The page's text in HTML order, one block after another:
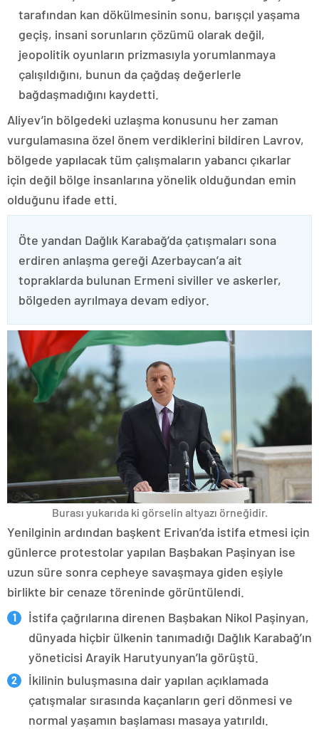
tarafından kan dökülmesinin sonu, barışçıl yaşama
geçiş, insani sorunların çözümü olarak değil,
jeopolitik oyunların prizmasıyla yorumlanmaya
çalışıldığını, bunun da çağdaş değerlerle
bağdaşmadığını kaydetti.
Aliyev’in bölgedeki uzlaşma konusunu her zaman
vurgulamasına özel önem verdiklerini bildiren Lavrov,
bölgede yapılacak tüm çalışmaların yabancı çıkarlar
için değil bölge insanlarına yönelik olduğundan emin
olduğunu ifade etti.
Öte yandan Dağlık Karabağ’da çatışmaları sona
erdiren anlaşma gereği Azerbaycan’a ait
topraklarda bulunan Ermeni siviller ve askerler,
bölgeden ayrılmaya devam ediyor.
Burası yukarıda ki görselin altyazı örneğidir.
Yenilginin ardından başkent Erivan’da istifa etmesi için
günlerce protestolar yapılan Başbakan Paşinyan ise
uzun süre sonra cepheye savaşmaya giden eşiyle
birlikte bir cenaze töreninde görüntülendi.
İstifa çağrılarına direnen Başbakan Nikol Paşinyan,
dünyada hiçbir ülkenin tanımadığı Dağlık Karabağ’ın
yöneticisi Arayik Harutyunyan’la görüştü.
İkilinin buluşmasına dair yapılan açıklamada
çatışmalar sırasında kaçanların geri dönmesi ve
normal yaşamın başlaması masaya yatırıldı.